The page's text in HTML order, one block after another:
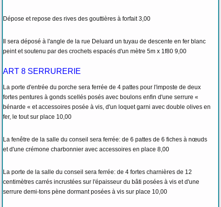
Dépose et repose des rives des gouttières à forfait 3,00
Il sera déposé à l'angle de la rue Deluard un tuyau de descente en fer blanc
peint et soutenu par des crochets espacés d'un mètre 5m x 1f80 9,00
ART 8 SERRURERIE
La porte d'entrée du porche sera ferrée de 4 pattes pour l'imposte de deux
fortes pentures à gonds scellés posés avec boulons enfin d'une serrure «
bénarde « et accessoires posée à vis, d'un loquet garni avec double olives en
fer, le tout sur place 10,00
La fenêtre de la salle du conseil sera ferrée: de 6 pattes de 6 fiches à nœuds
et d'une crémone charbonnier avec accessoires en place 8,00
La porte de la salle du conseil sera ferrée: de 4 fortes charnières de 12
centimètres carrés incrustées sur l'épaisseur du bâti posées à vis et d'une
serrure demi-tons pène dormant posées à vis sur place 10,00